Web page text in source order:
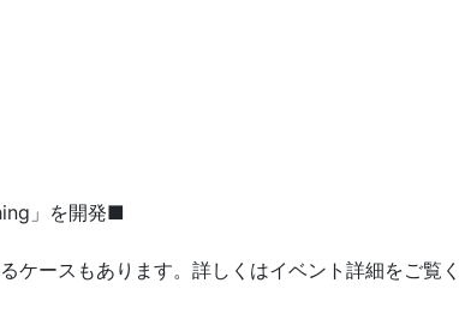
」を開発■
ースもあります。詳しくはイベント詳細をご覧く